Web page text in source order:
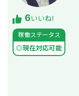
6いいね!
稼働ステータス
◎現在対応可能